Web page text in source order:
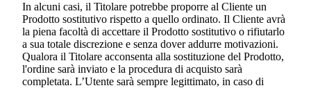
In alcuni casi, il Titolare potrebbe proporre al Cliente un
Prodotto sostitutivo rispetto a quello ordinato. Il Cliente avrà
la piena facoltà di accettare il Prodotto sostitutivo o rifiutarlo
a sua totale discrezione e senza dover addurre motivazioni.
Qualora il Titolare acconsenta alla sostituzione del Prodotto,
l'ordine sarà inviato e la procedura di acquisto sarà
completata. L’Utente sarà sempre legittimato, in caso di